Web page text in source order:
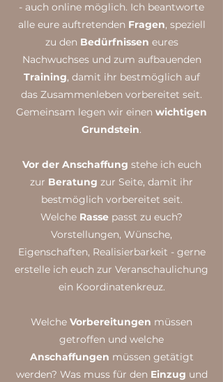
- auch online möglich. Ich beantworte
alle eure auftretenden Fragen, speziell
zu den Bedürfnissen eures
Nachwuchses und zum aufbauenden
Training, damit ihr bestmöglich auf
das Zusammenleben vorbereitet seit.
Gemeinsam legen wir einen wichtigen
Grundstein.
Vor der Anschaffung stehe ich euch
zur Beratung zur Seite, damit ihr
bestmöglich vorbereitet seit.
Welche Rasse passt zu euch?
Vorstellungen, Wünsche,
Eigenschaften, Realisierbarkeit - gerne
erstelle ich euch zur Veranschaulichung
ein Koordinatenkreuz.
Welche Vorbereitungen müssen
getroffen und welche
Anschaffungen müssen getätigt
werden? Was muss für den Einzug und